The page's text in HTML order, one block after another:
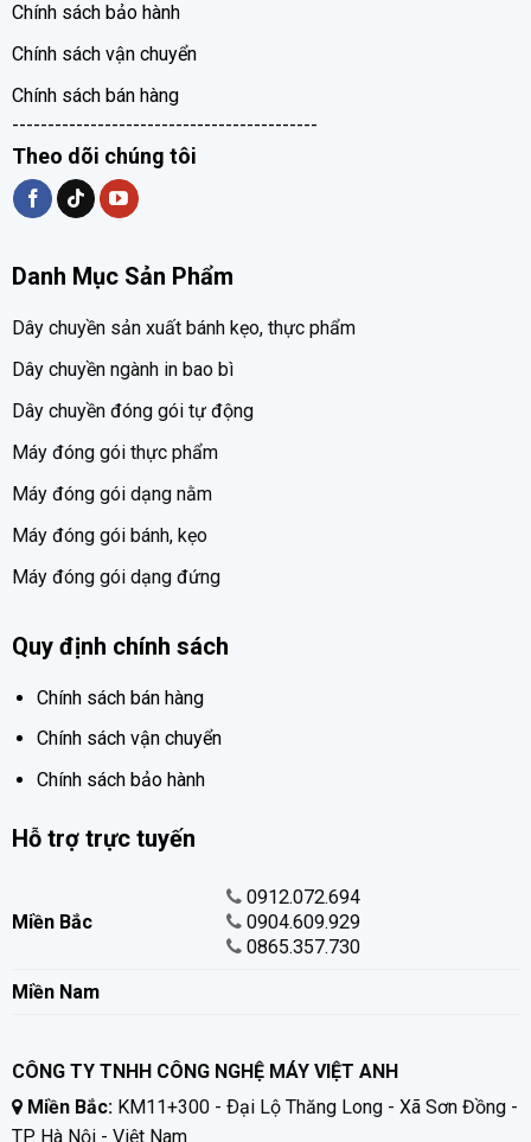
Chính sách bảo hành
Chính sách vận chuyển
Chính sách bán hàng
-------------------------------------------
Theo dõi chúng tôi
Danh Mục Sản Phẩm
Dây chuyền sản xuất bánh kẹo, thực phẩm
Dây chuyền ngành in bao bì
Dây chuyền đóng gói tự động
Máy đóng gói thực phẩm
Máy đóng gói dạng nằm
Máy đóng gói bánh, kẹo
Máy đóng gói dạng đứng
Quy định chính sách
Chính sách bán hàng
Chính sách vận chuyển
Chính sách bảo hành
Hỗ trợ trực tuyến
Miền Bắc
0912.072.694
0904.609.929
0865.357.730
Miền Nam
CÔNG TY TNHH CÔNG NGHỆ MÁY VIỆT ANH
Miền Bắc:KM11+300 - Ðại Lộ Thăng Long - Xã Sơn Đồng -
TP. Hà Nội - Việt Nam